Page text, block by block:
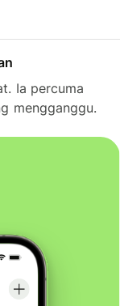
Ia percuma
mengganggu.